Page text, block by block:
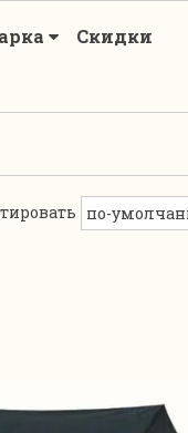
Скидки